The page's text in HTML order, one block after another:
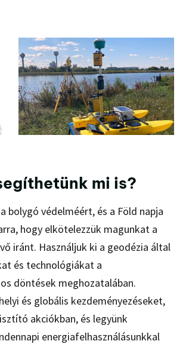
mi is?
bolygó védelméért, és a Föld napja
hogy elkötelezzük magunkat a
iránt. Használjuk ki a geodézia által
és technológiákat a
döntések meghozatalában.
és globális kezdeményezéseket,
akciókban, és legyünk
energiafelhasználásunkkal